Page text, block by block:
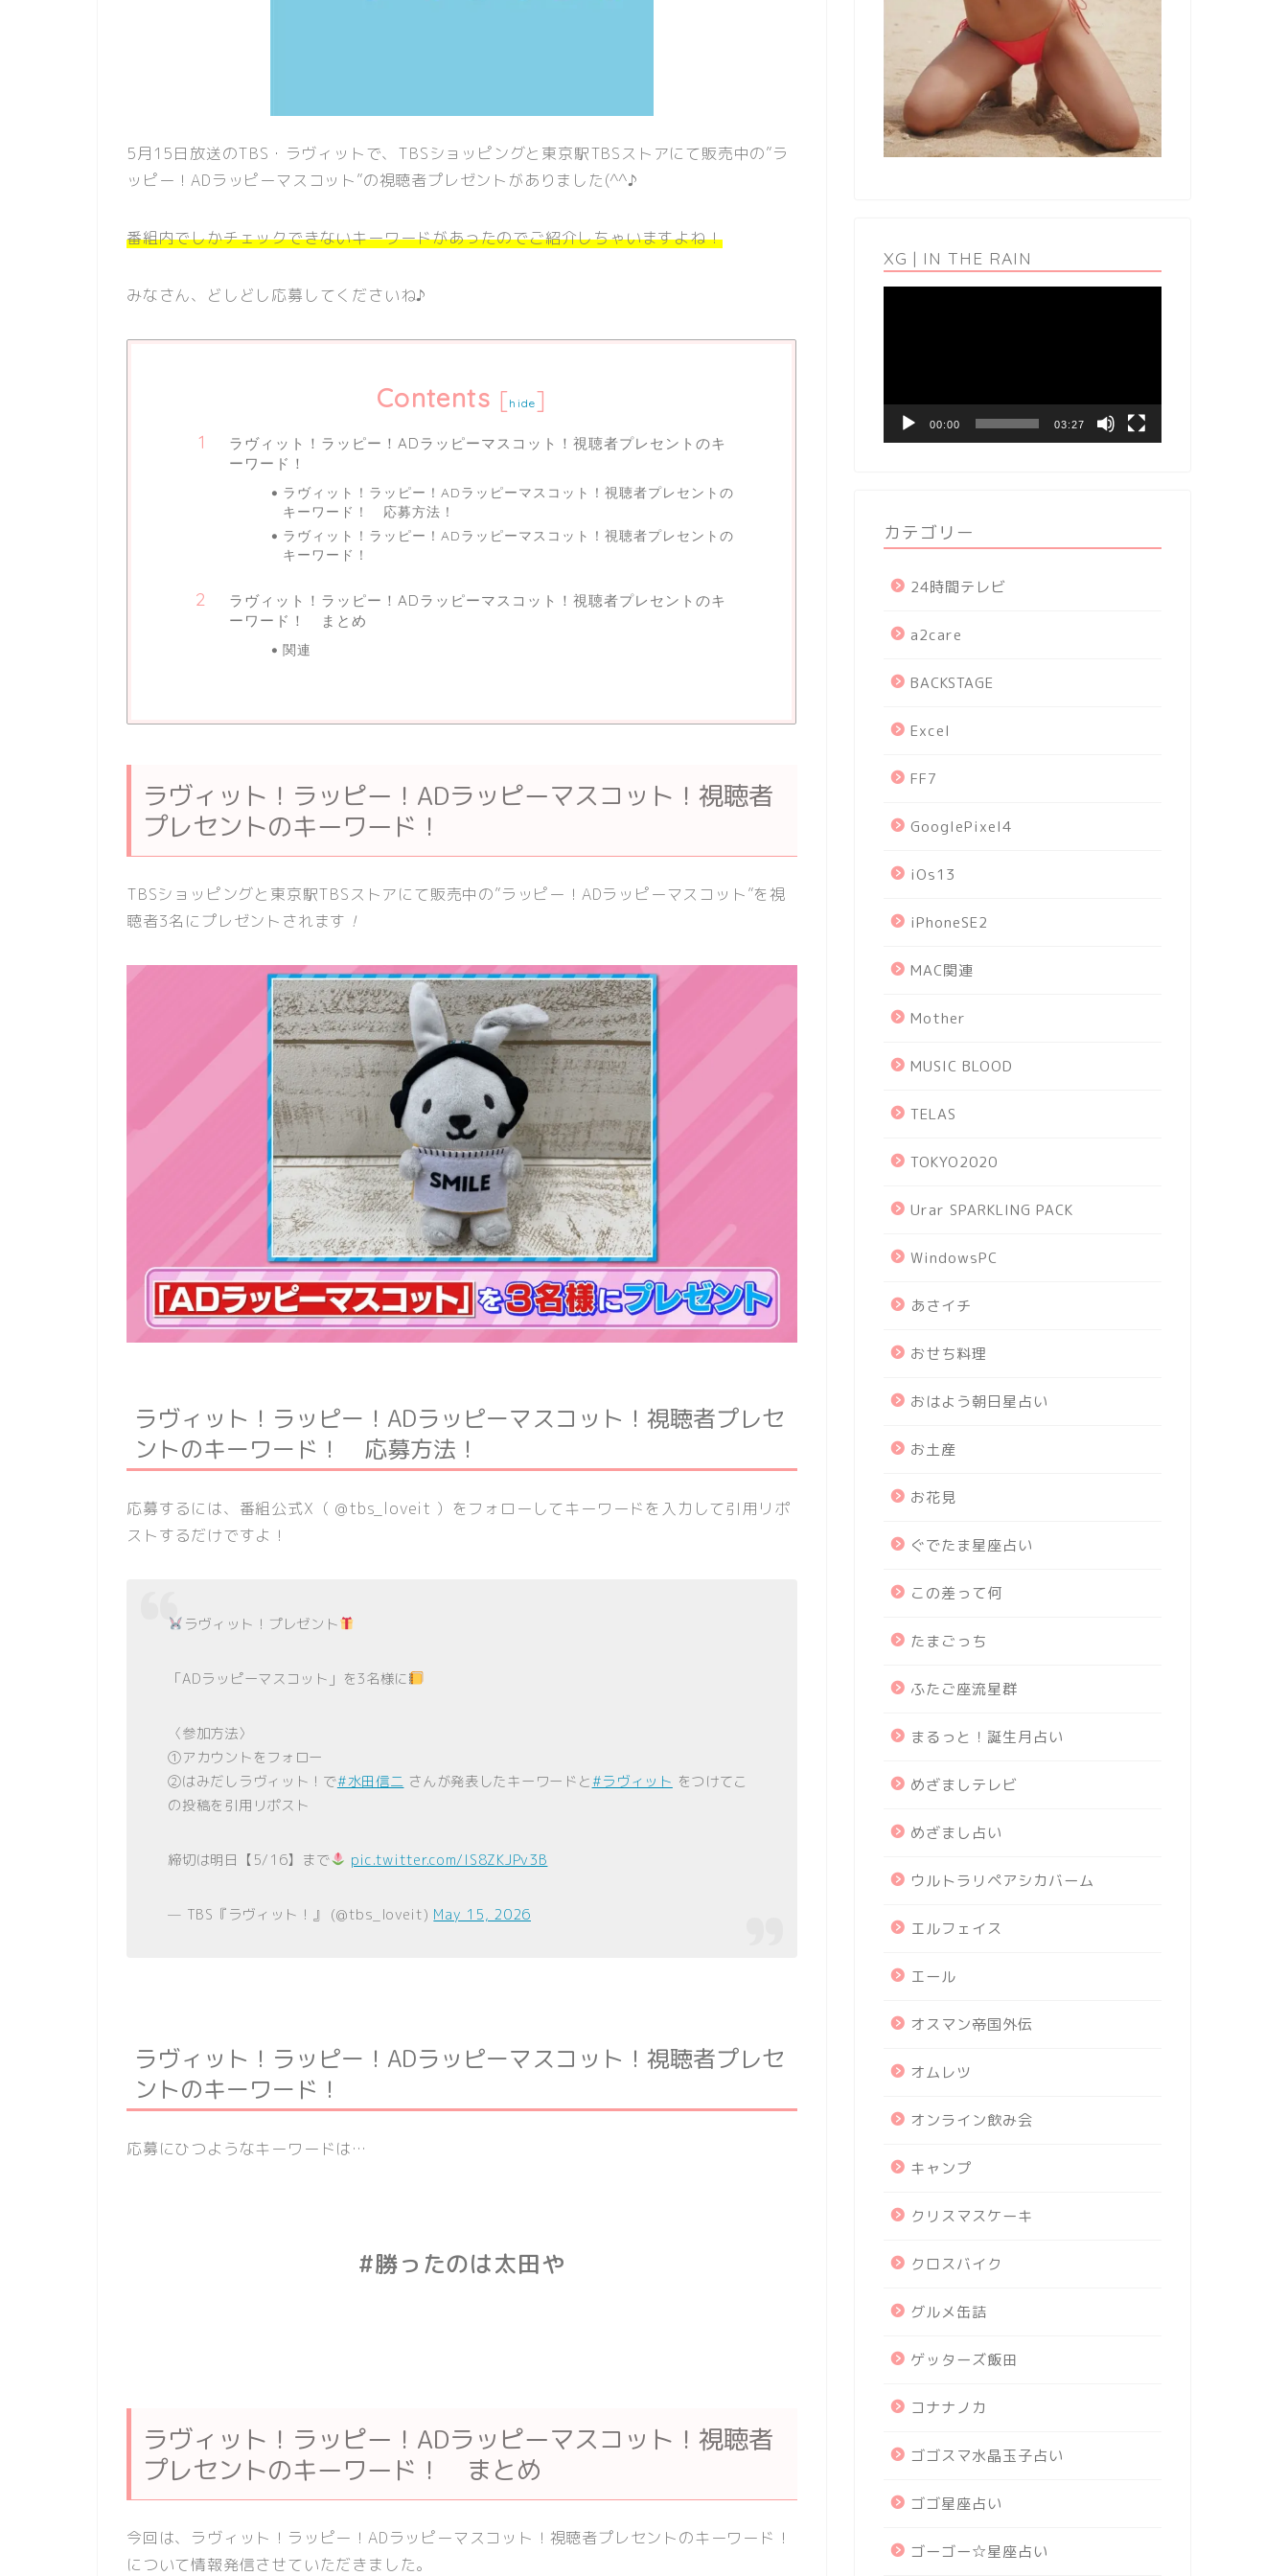
5月15日放送のTBS・ラヴィットで、TBSショッピングと東京駅TBSストアにて販売中の”ラ
ッピー！ADラッピーマスコット”の視聴者プレゼントがありました(^^♪
番組内でしかチェックできないキーワードがあったのでご紹介しちゃいますよね！
みなさん、どしどし応募してくださいね♪
Contents [hide]
ラヴィット！ラッピー！ADラッピーマスコット！視聴者プレセントのキ
ーワード！
ラヴィット！ラッピー！ADラッピーマスコット！視聴者プレセントの
キーワード！ 応募方法！
ラヴィット！ラッピー！ADラッピーマスコット！視聴者プレセントの
キーワード！
ラヴィット！ラッピー！ADラッピーマスコット！視聴者プレセントのキ
ーワード！ まとめ
関連
ラヴィット！ラッピー！ADラッピーマスコット！視聴者
プレセントのキーワード！
TBSショッピングと東京駅TBSストアにて販売中の”ラッピー！ADラッピーマスコット”を視
聴者3名にプレゼントされます ！
ラヴィット！ラッピー！ADラッピーマスコット！視聴者プレセ
ントのキーワード！ 応募方法！
応募するには、番組公式X（ @tbs_loveit ）をフォローしてキーワードを入力して引用リポ
ストするだけですよ！
ラヴィット！プレゼント
「ADラッピーマスコット」を3名様に
〈参加方法〉
①アカウントをフォロー
②はみだしラヴィット！で#水田信二 さんが発表したキーワードと #ラヴィット をつけてこ
の投稿を引用リポスト
締切は明日【5/16】まで pic.twitter.com/IS8ZKJPv3B
— TBS『ラヴィット！』 (@tbs_loveit) May 15, 2026
ラヴィット！ラッピー！ADラッピーマスコット！視聴者プレセ
ントのキーワード！
応募にひつようなキーワードは…
#勝ったのは太田や
ラヴィット！ラッピー！ADラッピーマスコット！視聴者
プレセントのキーワード！ まとめ
今回は、ラヴィット！ラッピー！ADラッピーマスコット！視聴者プレセントのキーワード！
について情報発信させていただきました。
XG | IN THE RAIN
ヤ
00:00 03:27
カテゴリー
24時間テレビ
a2care
BACKSTAGE
Excel
FF7
GooglePixel4
iOs13
iPhoneSE2
MAC関連
Mother
MUSIC BLOOD
TELAS
TOKYO2020
Urar SPARKLING PACK
WindowsPC
あさイチ
おせち料理
おはよう朝日星占い
お土産
お花見
ぐでたま星座占い
この差って何
たまごっち
ふたご座流星群
まるっと！誕生月占い
めざましテレビ
めざまし占い
ウルトラリペアシカバーム
エルフェイス
エール
オスマン帝国外伝
オムレツ
オンライン飲み会
キャンプ
クリスマスケーキ
クロスバイク
グルメ缶詰
ゲッターズ飯田
コナナノカ
ゴゴスマ水晶玉子占い
ゴゴ星座占い
ゴーゴー☆星座占い